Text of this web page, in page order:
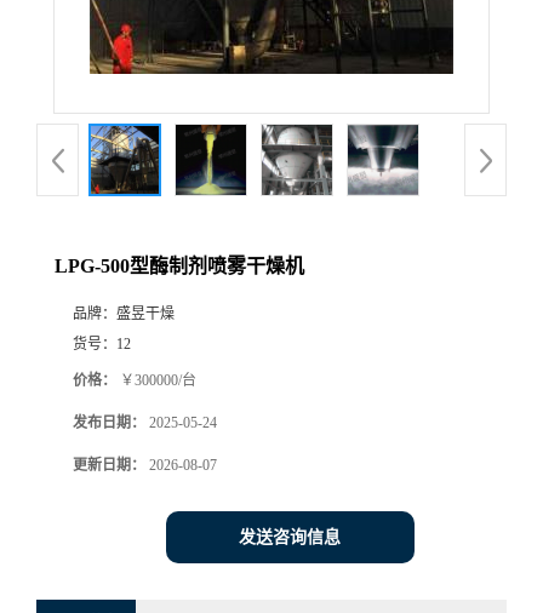
LPG-500型酶制剂喷雾干燥机
品牌： 盛昱干燥
货号： 12
价格： ￥300000/台
发布日期： 2025-05-24
更新日期： 2026-08-07
发送咨询信息